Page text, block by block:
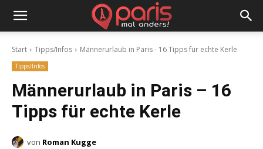
Start Tipps/Infos Männerurlaub in Paris - 16 Tipps für echte Kerle
Tipps/Infos
Männerurlaub in Paris – 16
Tipps für echte Kerle
von Roman Kugge